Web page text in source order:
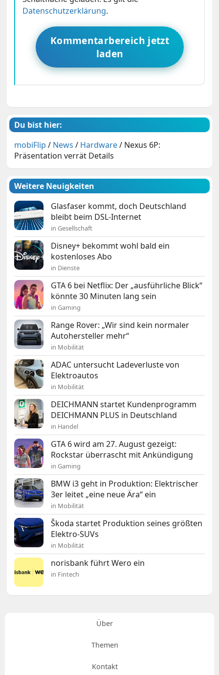
Datenschutzerklärung.
Kommentarbereich jetzt
laden
Du bist hier:
mobiFlip / News / Hardware/ Nexus 6P:
Präsentation verrät Details
Weitere Neuigkeiten
Glasfaser kommt, doch Deutschland
bleibt beim DSL-Internet
in Gesellschaft
Disney+ bekommt wohl bald ein
kostenloses Abo
in Dienste
GTA 6 bei Netflix: Der „ausführliche Blick“
könnte 30 Minuten lang sein
in Gaming
Range Rover: „Wir sind kein normaler
Autohersteller mehr“
in Mobilität
ADAC untersucht Ladeverluste von
Elektroautos
in Mobilität
DEICHMANN startet Kundenprogramm
DEICHMANN PLUS in Deutschland
in Handel
GTA 6 wird am 27. August gezeigt:
Rockstar überrascht mit Ankündigung
in Gaming
BMW i3 geht in Produktion: Elektrischer
3er leitet „eine neue Ära“ ein
in Mobilität
Škoda startet Produktion seines größten
Elektro-SUVs
in Mobilität
norisbank führt Wero ein
in Fintech
Über
Themen
Kontakt